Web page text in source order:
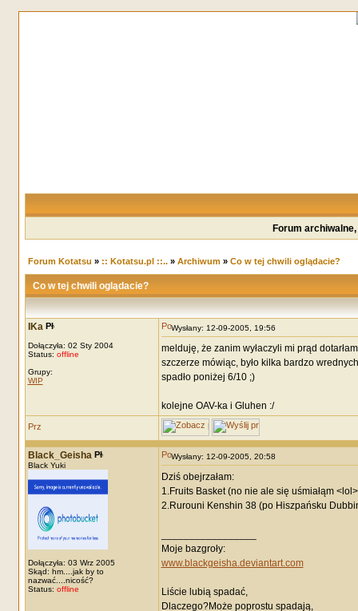
Forum
Forum Kotatsu » :: Kotatsu.pl ::..» Archiwum» Co w tej chwili oglądacie?
Co w tej chwili oglądacie?
IKa
Dołączyła: 02 Sty 2004
Status: offline
Grupy:
WIP
Wysłany: 12-09-2005, 19:56
melduję, że zanim wyłaczyli mi prąd
szczerze mówiąc, było kilka bardzo
spadło poniżej 6/10 ;)
kolejne OAV-ka i Gluhen :/
Black_Geisha
Black Yuki
Dołączyła: 03 Wrz 2005
Skąd: hm....jak by to
nazwać....nicość?
Status: offline
Wysłany: 12-09-2005, 20:58
Dziś obejrzałam:
1.Fruits Basket (no nie ale się uśmiałąm <lol>
2.Rurouni Kenshin 38 (po Hiszpańsku
Moje bazgroły:
www.blackgeisha.deviantart.com
Liście lubią spadać,
Dlaczego?Może poprostu spadają,